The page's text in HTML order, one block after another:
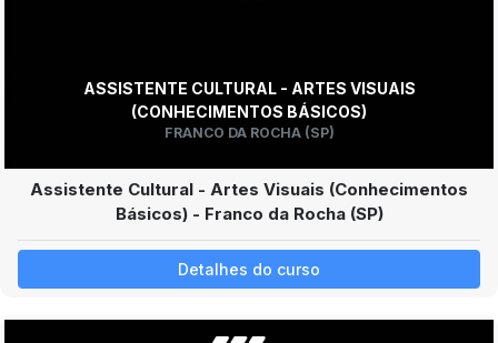
ASSISTENTE CULTURAL - ARTES VISUAIS
(CONHECIMENTOS BÁSICOS)
FRANCO DA ROCHA (SP)
Assistente Cultural - Artes Visuais (Conhecimentos
Básicos) - Franco da Rocha (SP)
Detalhes do curso